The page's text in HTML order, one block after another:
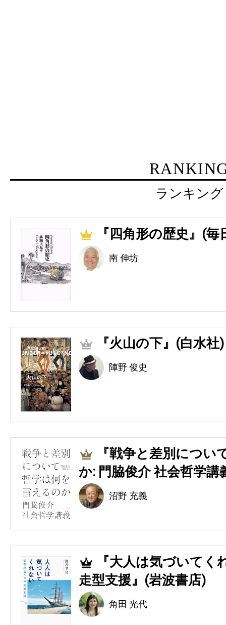
ランキング
1 『四角形の歴史』(毎
南 伸坊
2 『火山の下』(白水社)
陣野 俊史
3
『戦争と差別につ
か: 門脇俊介 社会哲学講
沼野 充義
4
『大人は気づいてく
走型支援』(岩波書店)
角田 光代